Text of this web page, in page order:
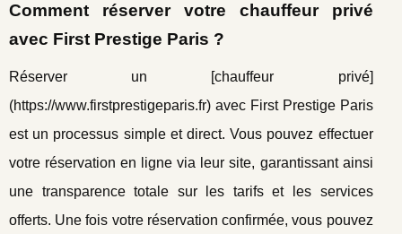
Comment réserver votre chauffeur privé
avec First Prestige Paris ?
Réserver un [chauffeur privé]
(https://www.firstprestigeparis.fr) avec First Prestige Paris
est un processus simple et direct. Vous pouvez effectuer
votre réservation en ligne via leur site, garantissant ainsi
une transparence totale sur les tarifs et les services
offerts. Une fois votre réservation confirmée, vous pouvez